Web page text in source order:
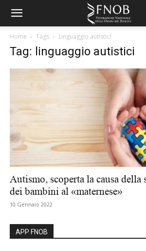
Home Tags Linguaggio autistici
Tag: linguaggio autistici
Autismo, scoperta la causa della
dei bambini al «maternese»
10 Gennaio 2022
APP FNOB